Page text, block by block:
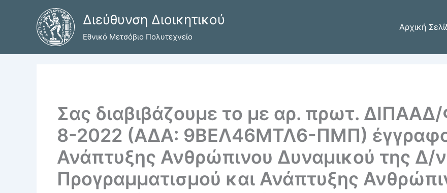
περιεχόμενο
Διεύθυνση Διοικητικού
Εθνικό Μετσόβιο Πολυτεχνείο
Αρχική
Σας διαβιβάζουμε το με αρ. πρωτ.
8-2022 (ΑΔΑ: 9ΒΕΛ46ΜΤΛ6-ΠΜΠ) έγγραφο
Ανάπτυξης Ανθρώπινου Δυναμικού της Δ/
Προγραμματισμού και Ανάπτυξης